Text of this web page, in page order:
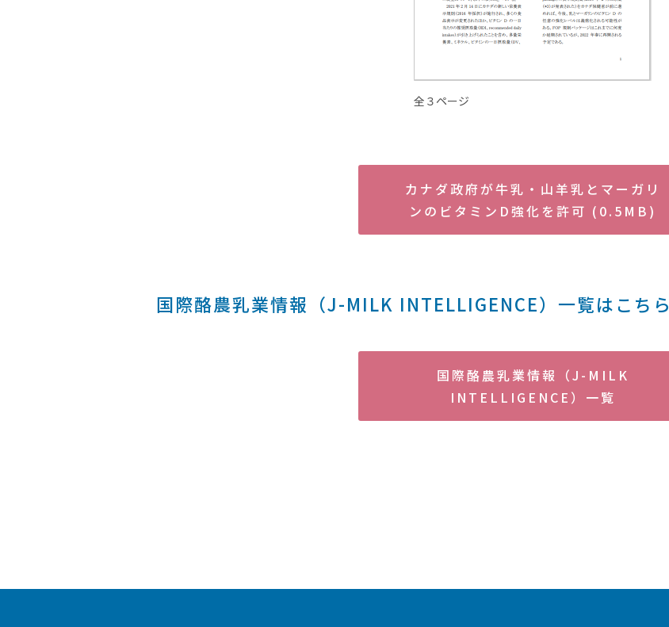
全３ページ
カナダ政府が牛乳・山羊乳とマーガリ
ンのビタミンD強化を許可 (0.5MB)
国際酪農乳業情報（J-MILK INTELLIGENCE）一覧はこちら
国際酪農乳業情報（J-MILK
INTELLIGENCE）一覧